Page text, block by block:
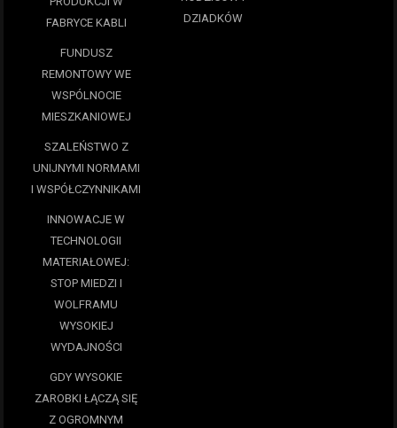
FABRYCE KABLI
FUNDUSZ
REMONTOWY WE
WSPÓLNOCIE
MIESZKANIOWEJ
SZALEŃSTWO Z
UNIJNYMI NORMAMI
I WSPÓŁCZYNNIKAMI
INNOWACJE W
TECHNOLOGII
MATERIAŁOWEJ:
STOP MIEDZI I
WOLFRAMU
WYSOKIEJ
WYDAJNOŚCI
GDY WYSOKIE
ZAROBKI ŁĄCZĄ SIĘ
Z OGROMNYM
DZIADKÓW